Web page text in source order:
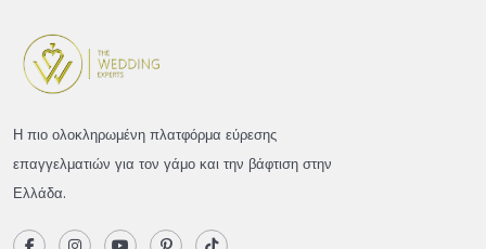
Η πιο ολοκληρωμένη πλατφόρμα εύρεσης
επαγγελματιών για τον γάμο και την βάφτιση στην
Ελλάδα.